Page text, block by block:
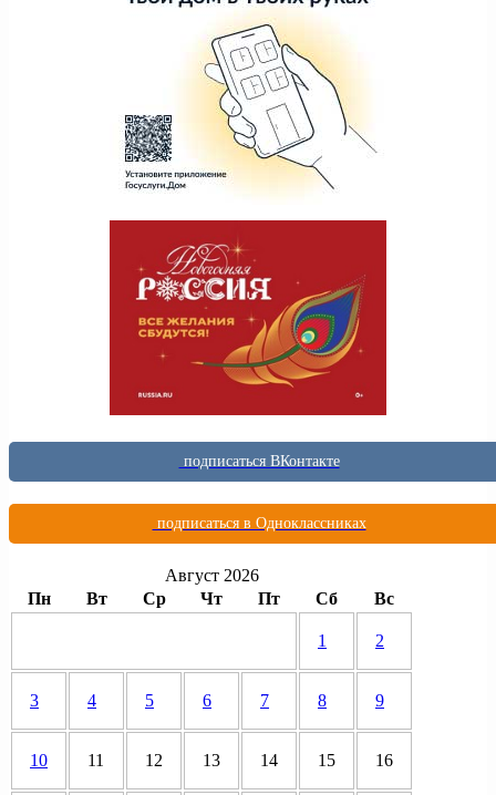
подписаться ВКонтакте
подписаться в Одноклассниках
Август 2026
Пн
Вт Ср Чт Пт Сб Вс
1 2
3 4 5 6 7 8 9
10 11 12 13 14 15 16